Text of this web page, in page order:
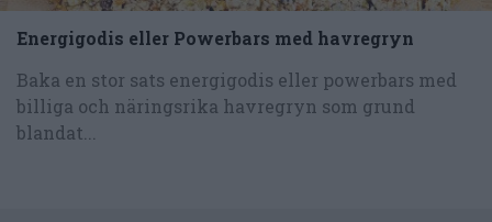
Energigodis eller Powerbars med havregryn
Baka en stor sats energigodis eller powerbars med
billiga och näringsrika havregryn som grund
blandat...